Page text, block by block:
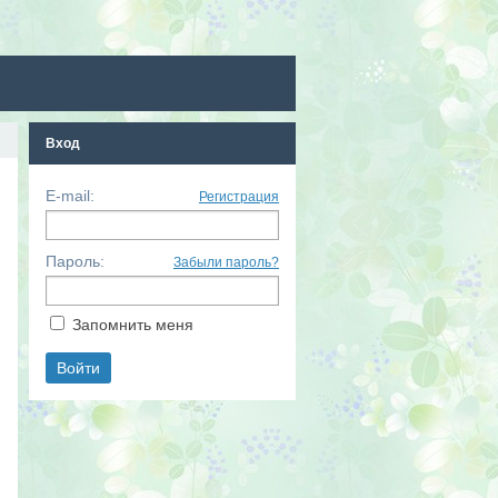
Вход
E-mail: Регистрация
Пароль: Забыли пароль?
Запомнить меня